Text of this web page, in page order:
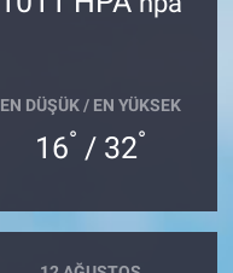
EN DÜŞÜK / EN YÜKSEK
16° / 32°